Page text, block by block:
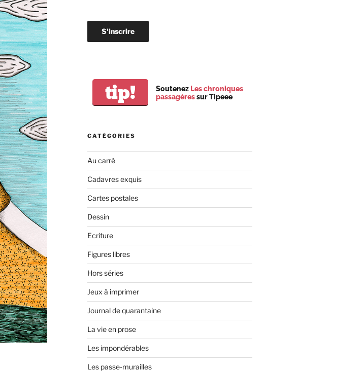
tip! Soutenez Les chroniques
passagèressur Tipeee
CATÉGORIES
Au carré
Cadavres exquis
Cartes postales
Dessin
Ecriture
Figures libres
Hors séries
Jeux à imprimer
Journal de quarantaine
La vie en prose
Les impondérables
Les passe-murailles